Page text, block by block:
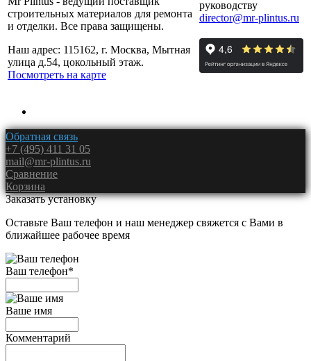
строительных материалов для ремонта
и отделки. Все права защищены.
Наш адрес: 115162, г. Москва, Мытная
улица д.54, цокольный этаж.
Посмотреть на карте
руководству
director@mr-plintus.ru
Обратная связь
+7 (495) 411 31 05
mail@mr-plintus.ru
Сравнение
Корзина
Заказать установку
Оставьте Ваш телефон и наш менеджер свяжется с Вами в
ближайшее рабочее время
Ваш телефон*
Ваше имя
Комментарий